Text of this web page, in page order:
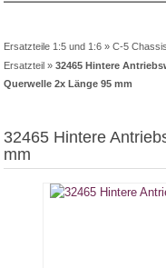
Ersatzteile 1:5 und 1:6 »C-5
Ersatzteil »32465 Hintere
Querwelle 2x Länge 95 mm
32465 Hintere
mm